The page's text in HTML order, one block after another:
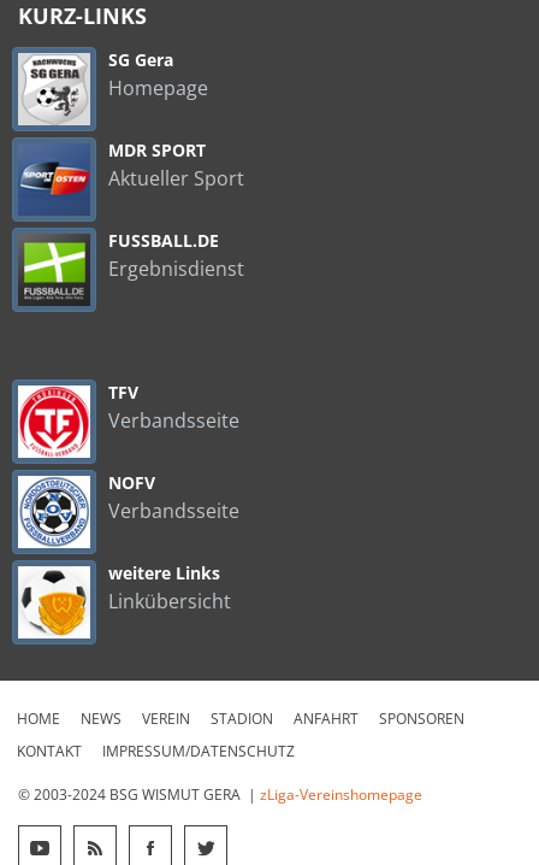
KURZ-LINKS
SG Gera
Homepage
MDR SPORT
Aktueller Sport
FUSSBALL.DE
Ergebnisdienst
TFV
Verbandsseite
NOFV
Verbandsseite
weitere Links
Linkübersicht
HOME NEWS VEREIN STADION ANFAHRT
SPONSOREN
KONTAKT
IMPRESSUM/DATENSCHUTZ
© 2003-2024 BSG WISMUT GERA | zLiga-Vereinshomepage